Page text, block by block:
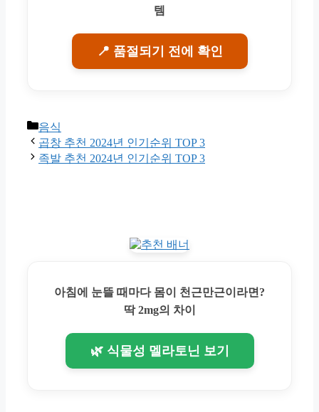
템
📍 품절되기 전에 확인
Categories
음식
곱창 추천 2024년 인기순위 TOP 3
족발 추천 2024년 인기순위 TOP 3
아침에 눈뜰 때마다 몸이 천근만근이라면?
딱 2mg의 차이
🌿 식물성 멜라토닌 보기